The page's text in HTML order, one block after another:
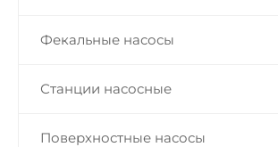
Фекальные насосы
Станции насосные
Поверхностные насосы